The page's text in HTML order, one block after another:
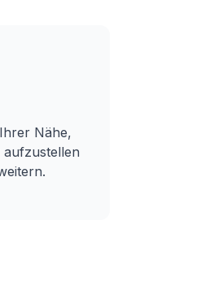
Nähe,
aufzustellen